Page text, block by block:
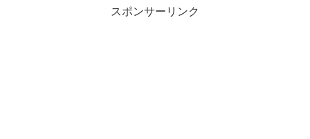
スポンサーリンク